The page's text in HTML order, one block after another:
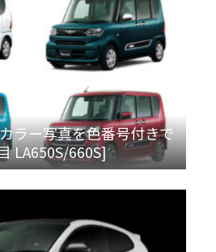
ラー写真を色番号付きで
LA650S/660S]